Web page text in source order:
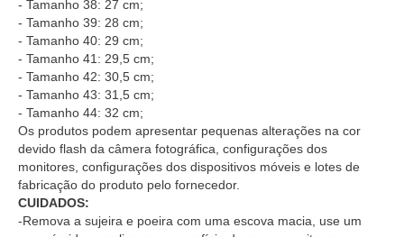
- Tamanho 38: 27 cm;
- Tamanho 39: 28 cm;
- Tamanho 40: 29 cm;
- Tamanho 41: 29,5 cm;
- Tamanho 42: 30,5 cm;
- Tamanho 43: 31,5 cm;
- Tamanho 44: 32 cm;
Os produtos podem apresentar pequenas alterações na cor
devido flash da câmera fotográfica, configurações dos
monitores, configurações dos dispositivos móveis e lotes de
fabricação do produto pelo fornecedor.
CUIDADOS:
-Remova a sujeira e poeira com uma escova macia, use um